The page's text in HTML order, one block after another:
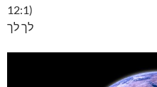
12:1)
לך לך